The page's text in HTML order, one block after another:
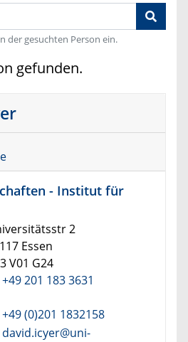
der gesuchten Person ein.
gefunden.
- Institut für
2
Essen
V01 G24
+49 201 183 3631
+49 (0)201 1832158
david.icyer@uni-